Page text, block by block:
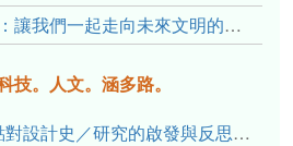
《台灣紀行》推薦序：讓我們一起走向未來文明的備忘錄
技。人文。涵多路。
看見社會： STS 觀點對設計史／研究的啟發與反思（下）